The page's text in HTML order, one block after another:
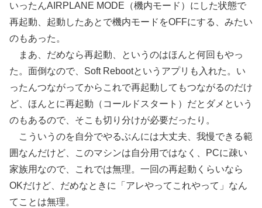
いったんAIRPLANE MODE（機内モード）にした状態で
再起動、起動したあとで機内モードをOFFにする、みたい
のもあった。
まあ、だめなら再起動、というのはほんと何回もやっ
た。面倒なので、Soft Rebootというアプリも入れた。い
ったんつながってからこれで再起動してもつながるのだけ
ど、ほんとに再起動（コールドスタート）だとダメという
のもあるので、そこも切り分けが必要だったり。
こういうのを自分でやるぶんには大丈夫、我慢できる範
囲なんだけど、このマシンは自分用ではなく、PCに疎い
家族用なので、これでは無理。一回の再起動くらいなら
OKだけど、だめなときに「アレやってこれやって」なん
てことは無理。